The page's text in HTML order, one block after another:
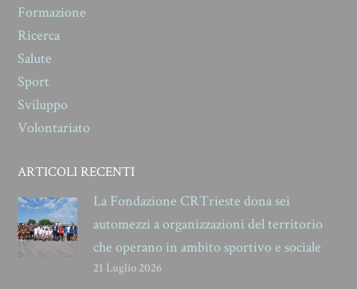
Formazione
Ricerca
Salute
Sport
Sviluppo
Volontariato
ARTICOLI RECENTI
La Fondazione CRTrieste dona sei
automezzi a organizzazioni del territorio
che operano in ambito sportivo e sociale
21 Luglio 2026